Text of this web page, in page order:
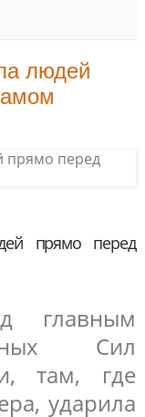
людей
прямо перед
главным
Сил
там, где
ударила